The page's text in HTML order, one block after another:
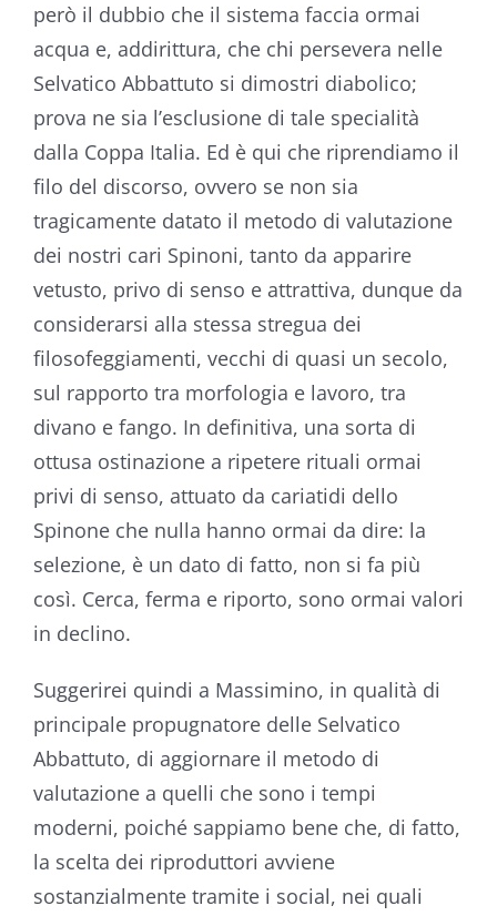
però il dubbio che il sistema faccia ormai
acqua e, addirittura, che chi persevera nelle
Selvatico Abbattuto si dimostri diabolico;
prova ne sia l’esclusione di tale specialità
dalla Coppa Italia. Ed è qui che riprendiamo il
filo del discorso, ovvero se non sia
tragicamente datato il metodo di valutazione
dei nostri cari Spinoni, tanto da apparire
vetusto, privo di senso e attrattiva, dunque da
considerarsi alla stessa stregua dei
filosofeggiamenti, vecchi di quasi un secolo,
sul rapporto tra morfologia e lavoro, tra
divano e fango. In definitiva, una sorta di
ottusa ostinazione a ripetere rituali ormai
privi di senso, attuato da cariatidi dello
Spinone che nulla hanno ormai da dire: la
selezione, è un dato di fatto, non si fa più
così. Cerca, ferma e riporto, sono ormai valori
in declino.
Suggerirei quindi a Massimino, in qualità di
principale propugnatore delle Selvatico
Abbattuto, di aggiornare il metodo di
valutazione a quelli che sono i tempi
moderni, poiché sappiamo bene che, di fatto,
la scelta dei riproduttori avviene
sostanzialmente tramite i social, nei quali